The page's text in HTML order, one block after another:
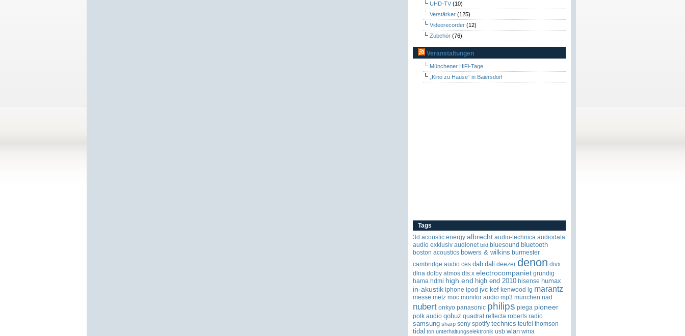
UHD-TV (10)
Verstärker (125)
Videorecorder (12)
Zubehör (76)
Veranstaltungen
Münchener HiFi-Tage
„Kino zu Hause“ in Baiersdorf
Tags
3d acoustic energy albrecht audio-technica audiodata
audio exklusiv audionet bild bluesound bluetooth
boston acoustics bowers & wilkins burmester
cambridge audio ces dab dali deezer denon divx
dlna dolby atmos dts:x electrocompaniet grundig
hama hdmi high end high end 2010 hisense humax
in-akustik iphone ipod jvc kef kenwood lg marantz
messe metz moc monitor audio mp3 münchen nad
nubert onkyo panasonic philips piega pioneer
polk audio qobuz quadral reflecta roberts radio
samsung sharp sony spotify technics teufel thomson
tidal ton unterhaltungselektronik usb wlan wma